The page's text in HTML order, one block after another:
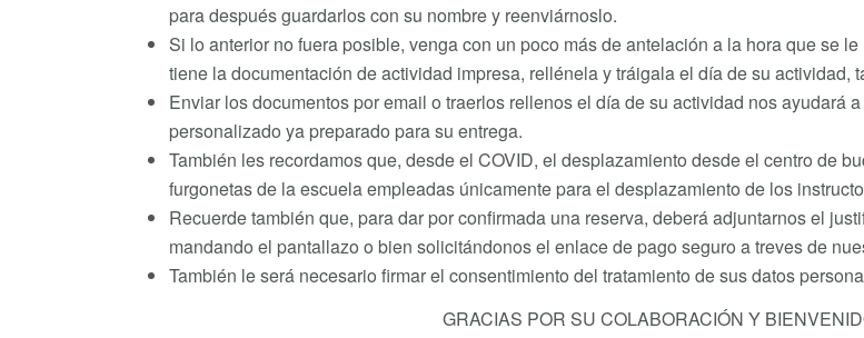
para después guardarlos con su nombre y reenviárnoslo.
Si lo anterior no fuera posible, venga con un poco más de antelación a la hora que se
tiene la documentación de actividad impresa, rellénela y tráigala el día de su actividad,
Enviar los documentos por email o traerlos rellenos el día de su actividad nos ayudará
personalizado ya preparado para su entrega.
También les recordamos que, desde el COVID, el desplazamiento desde el centro de
furgonetas de la escuela empleadas únicamente para el desplazamiento de los
Recuerde también que, para dar por confirmada una reserva, deberá adjuntarnos el
mandando el pantallazo o bien solicitándonos el enlace de pago seguro a treves de
También le será necesario firmar el consentimiento del tratamiento de sus datos
GRACIAS POR SU COLABORACIÓN Y